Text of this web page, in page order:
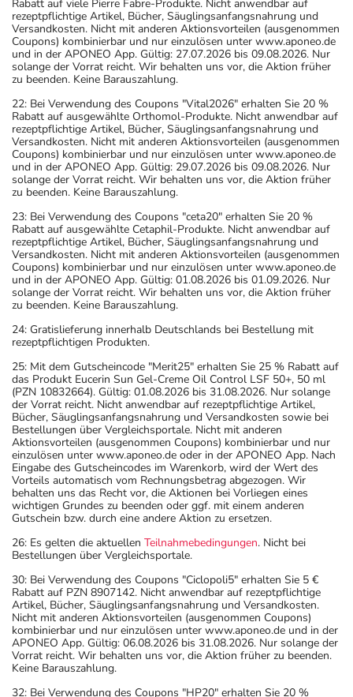
Rabatt auf viele Pierre Fabre-Produkte. Nicht anwendbar auf
rezeptpflichtige Artikel, Bücher, Säuglingsanfangsnahrung und
Versandkosten. Nicht mit anderen Aktionsvorteilen (ausgenommen
Coupons) kombinierbar und nur einzulösen unter www.aponeo.de
und in der APONEO App. Gültig: 27.07.2026 bis 09.08.2026. Nur
solange der Vorrat reicht. Wir behalten uns vor, die Aktion früher
zu beenden. Keine Barauszahlung.
22: Bei Verwendung des Coupons "Vital2026" erhalten Sie 20 %
Rabatt auf ausgewählte Orthomol-Produkte. Nicht anwendbar auf
rezeptpflichtige Artikel, Bücher, Säuglingsanfangsnahrung und
Versandkosten. Nicht mit anderen Aktionsvorteilen (ausgenommen
Coupons) kombinierbar und nur einzulösen unter www.aponeo.de
und in der APONEO App. Gültig: 29.07.2026 bis 09.08.2026. Nur
solange der Vorrat reicht. Wir behalten uns vor, die Aktion früher
zu beenden. Keine Barauszahlung.
23: Bei Verwendung des Coupons "ceta20" erhalten Sie 20 %
Rabatt auf ausgewählte Cetaphil-Produkte. Nicht anwendbar auf
rezeptpflichtige Artikel, Bücher, Säuglingsanfangsnahrung und
Versandkosten. Nicht mit anderen Aktionsvorteilen (ausgenommen
Coupons) kombinierbar und nur einzulösen unter www.aponeo.de
und in der APONEO App. Gültig: 01.08.2026 bis 01.09.2026. Nur
solange der Vorrat reicht. Wir behalten uns vor, die Aktion früher
zu beenden. Keine Barauszahlung.
24: Gratislieferung innerhalb Deutschlands bei Bestellung mit
rezeptpflichtigen Produkten.
25: Mit dem Gutscheincode "Merit25" erhalten Sie 25 % Rabatt auf
das Produkt Eucerin Sun Gel-Creme Oil Control LSF 50+, 50 ml
(PZN 10832664). Gültig: 01.08.2026 bis 31.08.2026. Nur solange
der Vorrat reicht. Nicht anwendbar auf rezeptpflichtige Artikel,
Bücher, Säuglingsanfangsnahrung und Versandkosten sowie bei
Bestellungen über Vergleichsportale. Nicht mit anderen
Aktionsvorteilen (ausgenommen Coupons) kombinierbar und nur
einzulösen unter www.aponeo.de oder in der APONEO App. Nach
Eingabe des Gutscheincodes im Warenkorb, wird der Wert des
Vorteils automatisch vom Rechnungsbetrag abgezogen. Wir
behalten uns das Recht vor, die Aktionen bei Vorliegen eines
wichtigen Grundes zu beenden oder ggf. mit einem anderen
Gutschein bzw. durch eine andere Aktion zu ersetzen.
26: Es gelten die aktuellen Teilnahmebedingungen. Nicht bei
Bestellungen über Vergleichsportale.
30: Bei Verwendung des Coupons "Ciclopoli5" erhalten Sie 5 €
Rabatt auf PZN 8907142. Nicht anwendbar auf rezeptpflichtige
Artikel, Bücher, Säuglingsanfangsnahrung und Versandkosten.
Nicht mit anderen Aktionsvorteilen (ausgenommen Coupons)
kombinierbar und nur einzulösen unter www.aponeo.de und in der
APONEO App. Gültig: 06.08.2026 bis 31.08.2026. Nur solange der
Vorrat reicht. Wir behalten uns vor, die Aktion früher zu beenden.
Keine Barauszahlung.
32: Bei Verwendung des Coupons "HP20" erhalten Sie 20 %